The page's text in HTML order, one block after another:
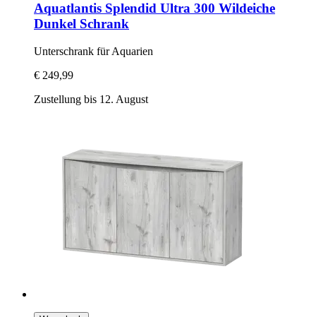
Aquatlantis Splendid Ultra 300 Wildeiche
Dunkel Schrank
Unterschrank für Aquarien
€ 249,99
Zustellung bis 12. August